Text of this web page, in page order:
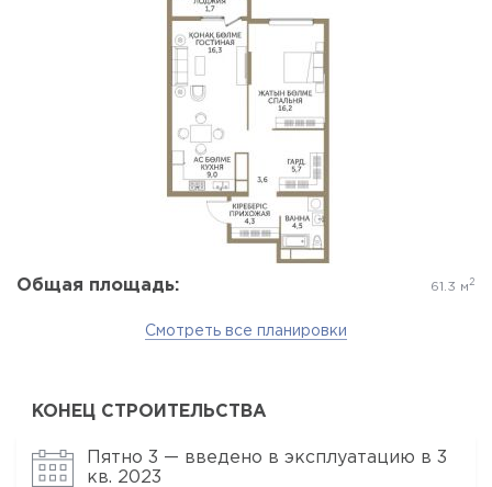
Общая площадь: 61.3 м 2
Да, удалить Отмена
Смотреть все планировки
КОНЕЦ СТРОИТЕЛЬСТВА
Пятно 3 — введено в эксплуатацию в 3
кв. 2023